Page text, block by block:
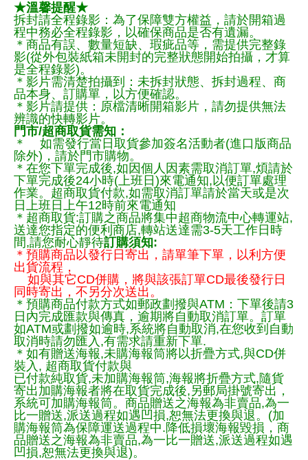
★溫馨提醒★
拆封請全程錄影：為了保障雙方權益，請於開箱過
程中務必全程錄影，以確保商品是否有遺漏。
＊商品有誤、數量短缺、瑕疵品等，需提供完整錄
影(從外包裝紙箱未開封的完整狀態開始拍攝，才算
是全程錄影)。
＊影片需清楚拍攝到：未拆封狀態、拆封過程、商
品本身、訂購單，以方便確認。
＊影片請提供：原檔清晰開箱影片，請勿提供無法
辨識的快轉影片。
門市/超商取貨需知：
＊ 如需發行當日取貨參加簽名活動者(進口版商品
除外)，請於門市購物。
＊在您下單完成後,如因個人因素需取消訂單,煩請於
下單完成後24小時(上班日)來電通知,以便訂單處理
作業。超商取貨付款,如需取消訂單請於當天或是次
日上班日上午12時前來電通知
＊超商取貨:訂購之商品將集中超商物流中心轉運站,
送達您指定的便利商店,轉站送達需3-5天工作日時
間,請您耐心靜待訂購須知:
＊預購商品以發行日寄出，請單筆下單，以利方便
出貨流程，
如與其它CD併購，將與該張訂單CD最後發行日
同時寄出，不另分次送出。
＊預購商品付款方式如郵政劃撥與ATM：下單後請3
日內完成匯款與傳真，逾期將自動取消訂單。訂單
如ATM或劃撥如逾時,系統將自動取消,在您收到自動
取消時請勿匯入,有需求請重新下單.
＊如有贈送海報,未購海報筒將以折疊方式,與CD併
裝入, 超商取貨付款與
已付款純取貨,未加購海報筒,海報將折疊方式,隨貨
寄出加購海報者將在取貨完成後,另郵局掛號寄出，
系統可加購海報筒。商品贈送之海報為非賣品,為一
比一贈送,派送過程如遇凹損,恕無法更換與退。(加
購海報筒為保障運送過程中.降低損壞海報毀損，商
品贈送之海報為非賣品,為一比一贈送,派送過程如遇
凹損,恕無法更換與退)。